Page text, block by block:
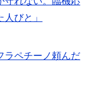
びと」
ラペチーノ頼んだ